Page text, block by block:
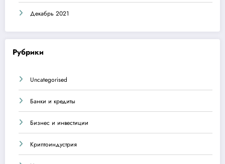
Декабрь 2021
Рубрики
Uncategorised
Банки и кредиты
Бизнес и инвестиции
Криптоиндустрия